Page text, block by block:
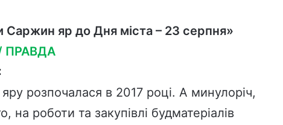
Саржин яр до Дня міста – 23 серпня»
ПРАВДА
яру розпочалася в 2017 році. А минулоріч,
, на роботи та закупівлі будматеріалів